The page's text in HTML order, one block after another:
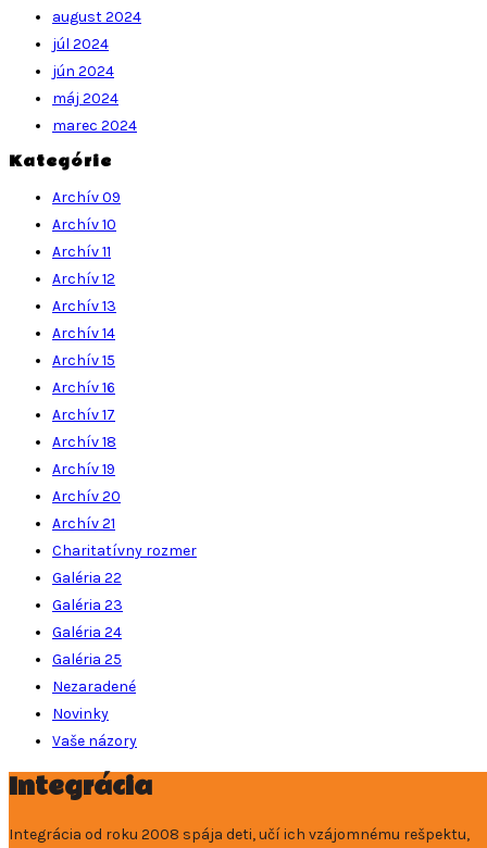
august 2024
júl 2024
jún 2024
máj 2024
marec 2024
Kategórie
Archív 09
Archív 10
Archív 11
Archív 12
Archív 13
Archív 14
Archív 15
Archív 16
Archív 17
Archív 18
Archív 19
Archív 20
Archív 21
Charitatívny rozmer
Galéria 22
Galéria 23
Galéria 24
Galéria 25
Nezaradené
Novinky
Vaše názory
Integrácia
Integrácia od roku 2008 spája deti, učí ich vzájomnému rešpektu,